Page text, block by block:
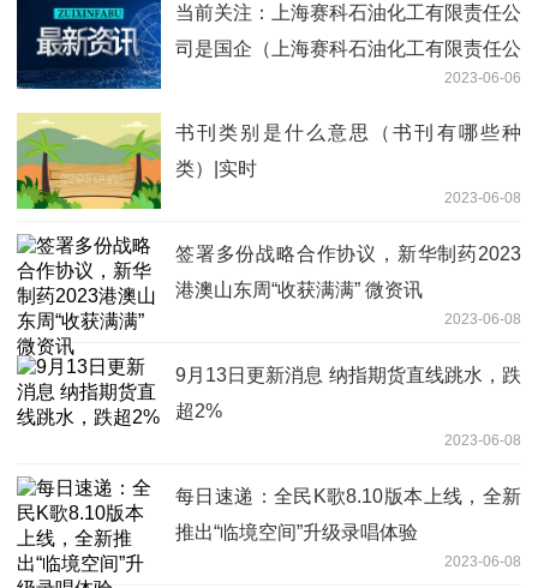
当前关注：上海赛科石油化工有限责任公
司是国企（上海赛科石油化工有限责任公
2023-06-06
书刊类别是什么意思（书刊有哪些种
类）|实时
2023-06-08
签署多份战略合作协议，新华制药2023
港澳山东周“收获满满” 微资讯
2023-06-08
9月13日更新消息 纳指期货直线跳水，跌
超2%
2023-06-08
每日速递：全民K歌8.10版本上线，全新
推出“临境空间”升级录唱体验
2023-06-08